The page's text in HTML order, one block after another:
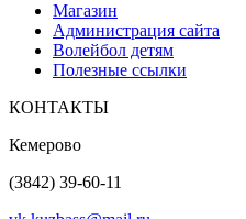
Магазин
Администрация сайта
Волейбол детям
Полезные ссылки
КОНТАКТЫ
Кемерово
(3842) 39-60-11